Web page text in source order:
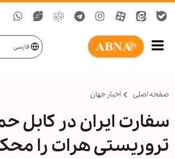
فارسی
صفحه اصلی اخبار جهان
سفارت ایران در کابل
تروریستی هرات را